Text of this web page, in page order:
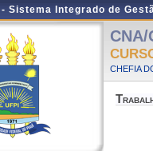
- Sistema Integrado de
CHEFIA